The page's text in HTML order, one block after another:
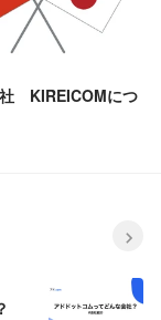
KIREICOMにつ